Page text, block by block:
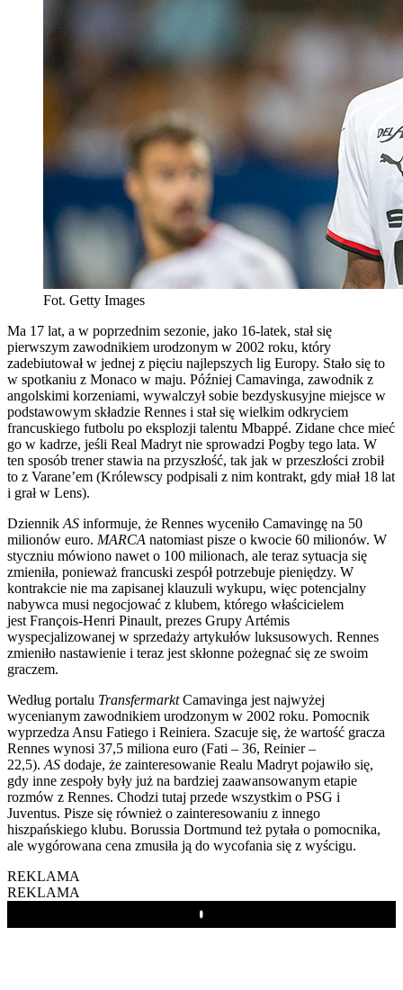
Fot. Getty Images
Ma 17 lat, a w poprzednim sezonie, jako 16-latek, stał się
pierwszym zawodnikiem urodzonym w 2002 roku, który
zadebiutował w jednej z pięciu najlepszych lig Europy. Stało się to
w spotkaniu z Monaco w maju. Później Camavinga, zawodnik z
angolskimi korzeniami, wywalczył sobie bezdyskusyjne miejsce w
podstawowym składzie Rennes i stał się wielkim odkryciem
francuskiego futbolu po eksplozji talentu Mbappé. Zidane chce mieć
go w kadrze, jeśli Real Madryt nie sprowadzi Pogby tego lata. W
ten sposób trener stawia na przyszłość, tak jak w przeszłości zrobił
to z Varane’em (Królewscy podpisali z nim kontrakt, gdy miał 18 lat
i grał w Lens).
Dziennik AS informuje, że Rennes wyceniło Camavingę na 50
milionów euro. MARCA natomiast pisze o kwocie 60 milionów. W
styczniu mówiono nawet o 100 milionach, ale teraz sytuacja się
zmieniła, ponieważ francuski zespół potrzebuje pieniędzy. W
kontrakcie nie ma zapisanej klauzuli wykupu, więc potencjalny
nabywca musi negocjować z klubem, którego właścicielem
jest François-Henri Pinault, prezes Grupy Artémis
wyspecjalizowanej w sprzedaży artykułów luksusowych. Rennes
zmieniło nastawienie i teraz jest skłonne pożegnać się ze swoim
graczem.
Według portalu TransfermarktCamavinga jest najwyżej
wycenianym zawodnikiem urodzonym w 2002 roku. Pomocnik
wyprzedza Ansu Fatiego i Reiniera. Szacuje się, że wartość gracza
Rennes wynosi 37,5 miliona euro (Fati – 36, Reinier –
22,5). AS dodaje, że zainteresowanie Realu Madryt pojawiło się,
gdy inne zespoły były już na bardziej zaawansowanym etapie
rozmów z Rennes. Chodzi tutaj przede wszystkim o PSG i
Juventus. Pisze się również o zainteresowaniu z innego
hiszpańskiego klubu. Borussia Dortmund też pytała o pomocnika,
ale wygórowana cena zmusiła ją do wycofania się z wyścigu.
REKLAMA
REKLAMA
Play